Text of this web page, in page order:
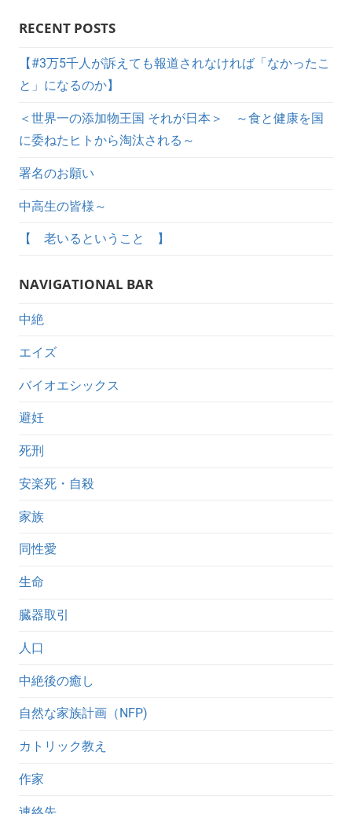
RECENT POSTS
【#3万5千人が訴えても報道されなければ「なかったこ
と」になるのか】
＜世界一の添加物王国 それが日本＞ ～食と健康を国
に委ねたヒトから淘汰される～
署名のお願い
中高生の皆様～
【 老いるということ 】
NAVIGATIONAL BAR
中絶
エイズ
バイオエシックス
避妊
死刑
安楽死・自殺
家族
同性愛
生命
臓器取引
人口
中絶後の癒し
自然な家族計画（NFP)
カトリック教え
作家